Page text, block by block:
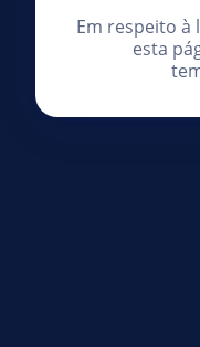
Em respeito à
esta